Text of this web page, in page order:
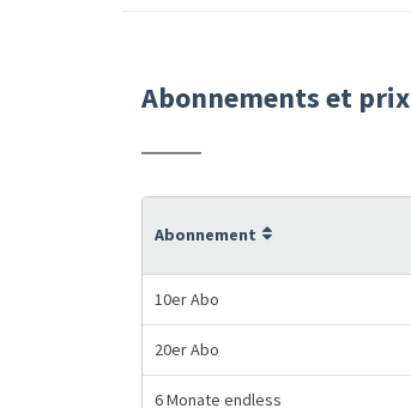
Abonnements et prix
Abonnement
10er Abo
20er Abo
6 Monate endless